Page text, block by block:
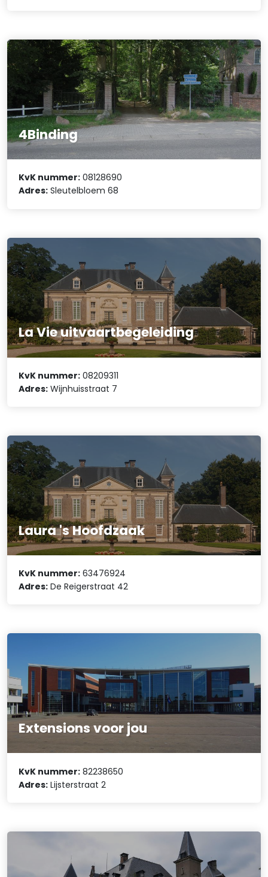
4Binding
KvK nummer: 08128690
Adres: Sleutelbloem 68
La Vie uitvaartbegeleiding
KvK nummer: 08209311
Adres: Wijnhuisstraat 7
Laura 's Hoofdzaak
KvK nummer: 63476924
Adres: De Reigerstraat 42
Extensions voor jou
KvK nummer: 82238650
Adres: Lijsterstraat 2